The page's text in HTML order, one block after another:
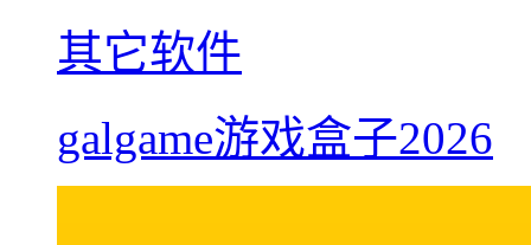
其它软件
galgame游戏盒子2026